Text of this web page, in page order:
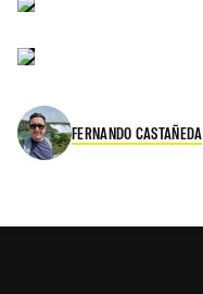
FERNANDO CASTAÑEDA